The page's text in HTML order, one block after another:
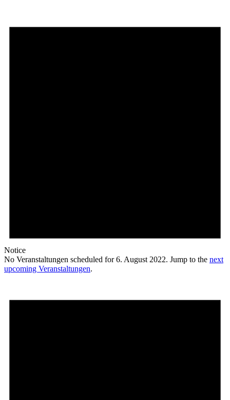
Notice
No Veranstaltungen scheduled for 6. August 2022. Jump to the next
upcoming Veranstaltungen.